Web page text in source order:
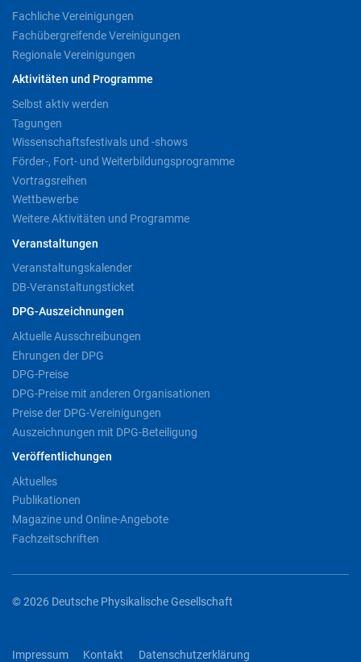
Fachliche Vereinigungen
Fachübergreifende Vereinigungen
Regionale Vereinigungen
Aktivitäten und Programme
Selbst aktiv werden
Tagungen
Wissenschaftsfestivals und -shows
Förder-, Fort- und Weiterbildungsprogramme
Vortragsreihen
Wettbewerbe
Weitere Aktivitäten und Programme
Veranstaltungen
Veranstaltungskalender
DB-Veranstaltungsticket
DPG-Auszeichnungen
Aktuelle Ausschreibungen
Ehrungen der DPG
DPG-Preise
DPG-Preise mit anderen Organisationen
Preise der DPG-Vereinigungen
Auszeichnungen mit DPG-Beteiligung
Veröffentlichungen
Aktuelles
Publikationen
Magazine und Online-Angebote
Fachzeitschriften
© 2026 Deutsche Physikalische Gesellschaft
Impressum Kontakt Datenschutzerklärung